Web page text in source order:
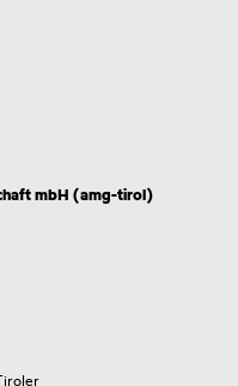
mbH (amg-tirol)